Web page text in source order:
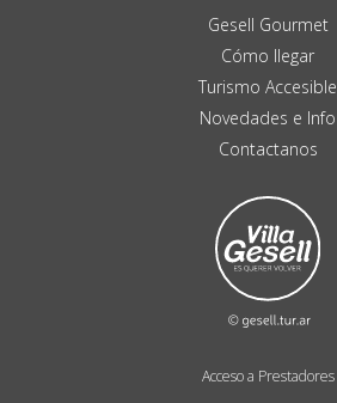
Acceso a Prestadores
Gesell Gourmet
Cómo llegar
Turismo Accesible
Novedades e Info
Contactanos